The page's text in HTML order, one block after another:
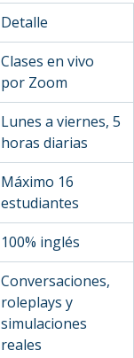
Detalle
Clases en vivo
por Zoom
Lunes a viernes, 5
horas diarias
Máximo 16
estudiantes
100% inglés
Conversaciones,
roleplays y
simulaciones
reales